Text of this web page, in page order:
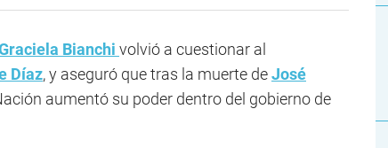
Bianchi volvió a cuestionar al
Díaz, y aseguró que tras la muerte deJosé
aumentó su poder dentro del gobierno de